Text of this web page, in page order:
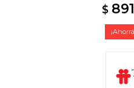
$ 891